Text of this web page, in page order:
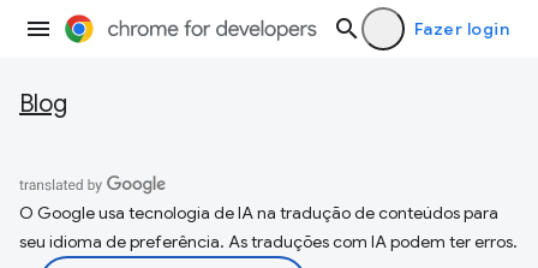
Fazer login
Blog
O Google usa tecnologia de IA na tradução de conteúdos para
seu idioma de preferência. As traduções com IA podem ter erros.